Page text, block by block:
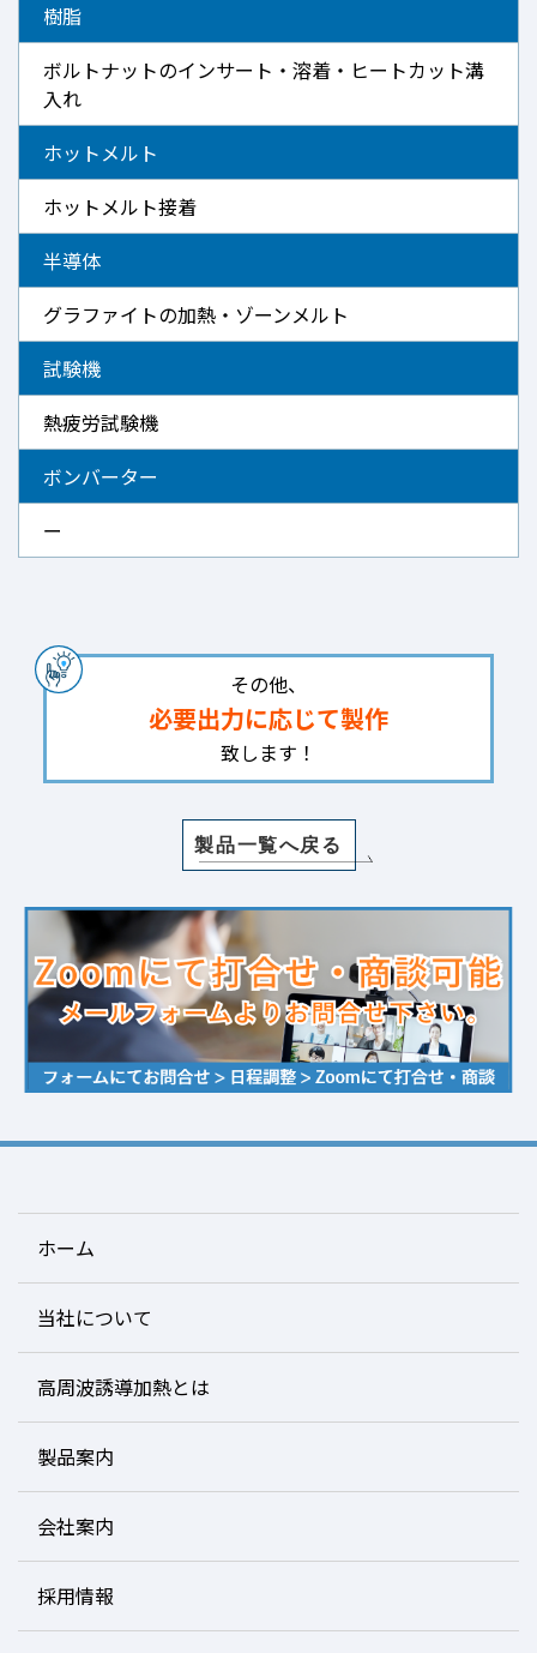
樹脂
ボルトナットのインサート・溶着・ヒートカット溝
入れ
ホットメルト
ホットメルト接着
半導体
グラファイトの加熱・ゾーンメルト
試験機
熱疲労試験機
ボンバーター
ー
その他、
必要出力に応じて製作
致します！
製品一覧へ戻る
ホーム
当社について
高周波誘導加熱とは
製品案内
会社案内
採用情報